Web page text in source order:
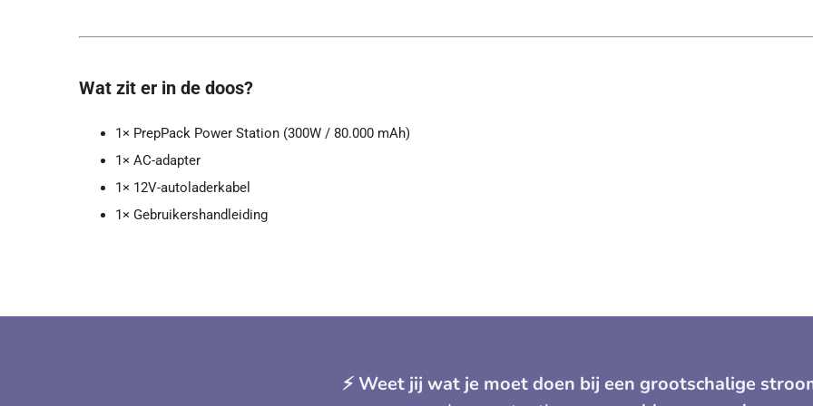
Wat zit er in de doos?
1× PrepPack Power Station (300W / 80.000 mAh)
1× AC-adapter
1× 12V-autoladerkabel
1× Gebruikershandleiding
⚡️ Weet jij wat je moet doen bij een grootschalige